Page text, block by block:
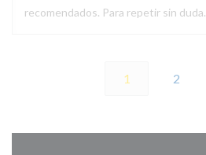
recomendados. Para repetir sin duda.
1 2